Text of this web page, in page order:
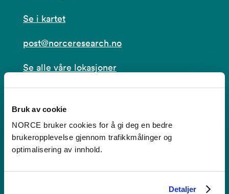
Bruk av cookie
NORCE bruker cookies for å gi deg en bedre
brukeropplevelse gjennom trafikkmålinger og
optimalisering av innhold.
Detaljer
Se i kartet
post@norceresearch.no
Se alle våre lokasjoner
Tilgjengelighetserklæring
Personvern i NORCE